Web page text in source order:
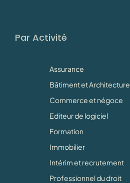
Par Activité
Assurance
Bâtiment et Architecture
Commerce et négoce
Editeur de logiciel
Formation
Immobilier
Intérim et recrutement
Professionnel du droit